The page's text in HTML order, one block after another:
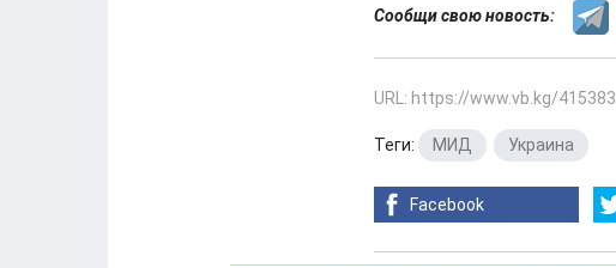
Сообщи свою новость:
URL: https://www.vb.kg/415383
Теги: МИД Украина
Facebook